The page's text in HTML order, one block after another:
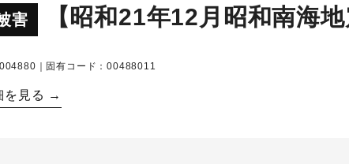
害 【昭和21年12月昭和南海
004880｜固有コード：00488011
を見る →